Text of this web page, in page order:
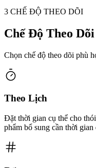
3 CHẾ ĐỘ THEO DÕI
Chế Độ Theo
Chọn chế độ theo dõi phù
Theo Lịch
Đặt thời gian cụ thể cho
phẩm bổ sung cần thời gian